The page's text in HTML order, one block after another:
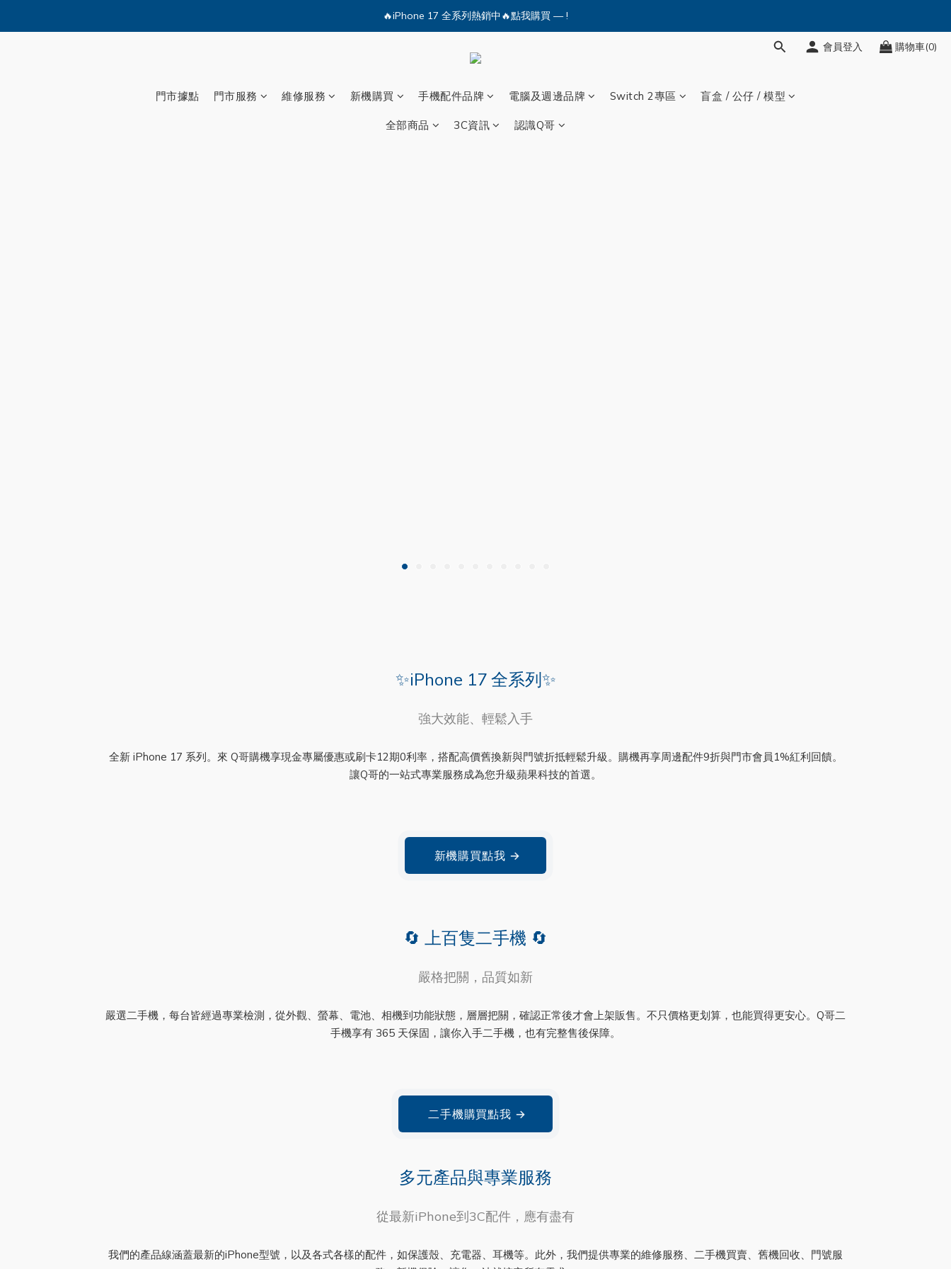
🔥iPhone 17 全系列熱銷中🔥點我購買 — !
💕加入Q哥 Line 新好友領優惠券！🎫
🔥iPhone 17 全系列熱銷中🔥點我購買 — !
會員登入 購物車(0)
門市據點 門市服務 維修服務 新機購買 手機配件品牌 電腦及週邊品牌 Switch 2專區 盲盒 / 公仔 / 模型
全部商品 3C資訊 認識Q哥
✨iPhone 17 全系列✨
強大效能、輕鬆入手
全新 iPhone 17 系列。來 Q哥購機享現金專屬優惠或刷卡12期0利率，搭配高價舊換新與門號折抵輕鬆升級。購機再享周邊配件9折與門市會員1%紅利回饋。
讓Q哥的一站式專業服務成為您升級蘋果科技的首選。
新機購買點我 →
🔄 上百隻二手機 🔄
嚴格把關，品質如新
嚴選二手機，每台皆經過專業檢測，從外觀、螢幕、電池、相機到功能狀態，層層把關，確認正常後才會上架販售。不只價格更划算，也能買得更安心。Q哥二
手機享有 365 天保固，讓你入手二手機，也有完整售後保障。
二手機購買點我 →
多元產品與專業服務
從最新iPhone到3C配件，應有盡有
我們的產品線涵蓋最新的iPhone型號，以及各式各樣的配件，如保護殼、充電器、耳機等。此外，我們提供專業的維修服務、二手機買賣、舊機回收、門號服